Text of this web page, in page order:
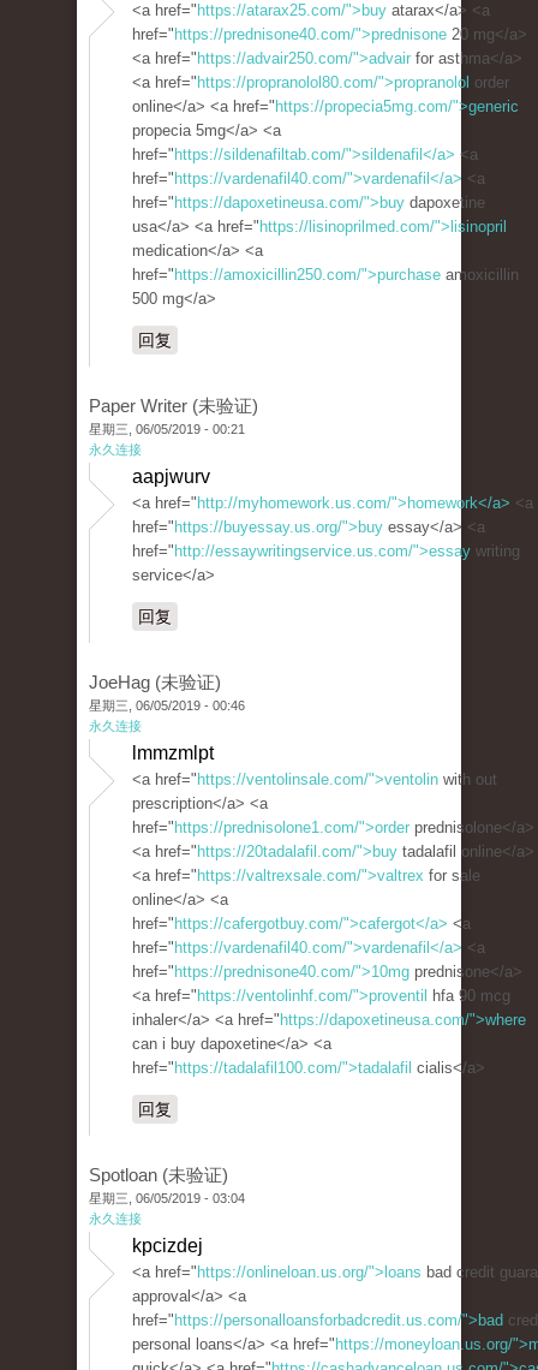
<a href=" https://atarax25.com/">buy atarax</a> <a
href=" https://prednisone40.com/">prednisone 20 mg</a>
<a href=" https://advair250.com/">advair for asthma</a>
<a href=" https://propranolol80.com/">propranolol order
online</a> <a href=" https://propecia5mg.com/">generic
propecia 5mg</a> <a
href=" https://sildenafiltab.com/">sildenafil</a> <a
href=" https://vardenafil40.com/">vardenafil</a> <a
href=" https://dapoxetineusa.com/">buy dapoxetine
usa</a> <a href=" https://lisinoprilmed.com/">lisinopril
medication</a> <a
href=" https://amoxicillin250.com/">purchase amoxicillin
500 mg</a>
回复
Paper Writer (未验证)
星期三, 06/05/2019 - 00:21
永久连接
aapjwurv
<a href=" http://myhomework.us.com/">homework</a> <a
href=" https://buyessay.us.org/">buy essay</a> <a
href=" http://essaywritingservice.us.com/">essay writing
service</a>
回复
JoeHag (未验证)
星期三, 06/05/2019 - 00:46
永久连接
lmmzmlpt
<a href=" https://ventolinsale.com/">ventolin with out
prescription</a> <a
href=" https://prednisolone1.com/">order prednisolone</a>
<a href=" https://20tadalafil.com/">buy tadalafil online</a>
<a href=" https://valtrexsale.com/">valtrex for sale
online</a> <a
href=" https://cafergotbuy.com/">cafergot</a> <a
href=" https://vardenafil40.com/">vardenafil</a> <a
href=" https://prednisone40.com/">10mg prednisone</a>
<a href=" https://ventolinhf.com/">proventil
hfa 90 mcg
inhaler</a> <a href=" https://dapoxetineusa.com/">where
can i buy dapoxetine</a> <a
href=" https://tadalafil100.com/">tadalafil cialis</a>
回复
Spotloan (未验证)
星期三, 06/05/2019 - 03:04
永久连接
kpcizdej
<a href=" https://onlineloan.us.org/">loans bad credit
approval</a> <a
href=" https://personalloansforbadcredit.us.com/">bad
personal loans</a> <a href=" https://moneyloan.us.org/